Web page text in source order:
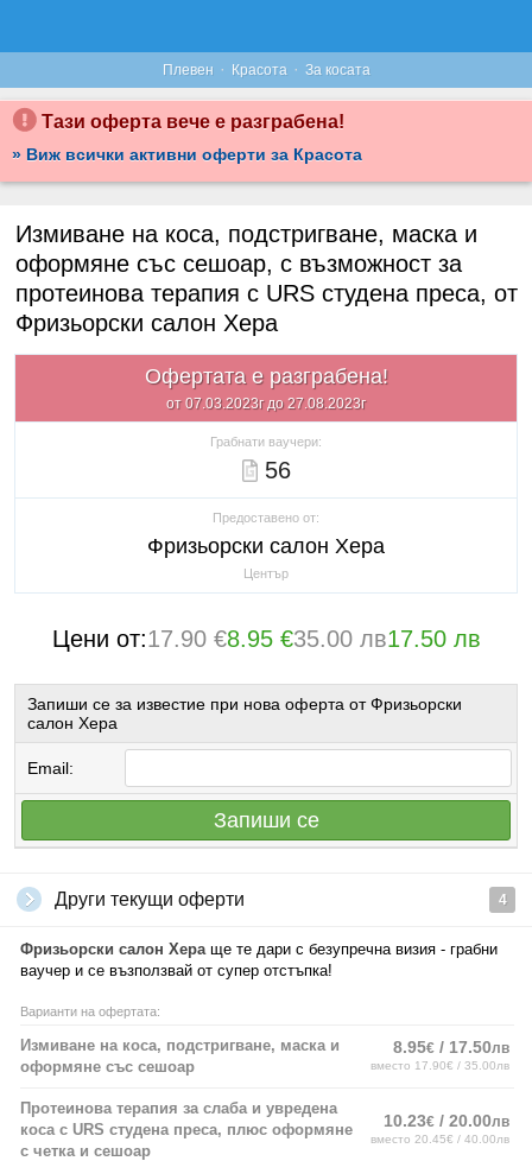
Плевен · Красота · За косата
Тази оферта вече е разграбена!
» Виж всички активни оферти за Красота
Измиване на коса, подстригване, маска и
оформяне със сешоар, с възможност за
протеинова терапия с URS студена преса, от
Фризьорски салон Хера
Офертата е разграбена!
от 07.03.2023г до 27.08.2023г
Грабнати ваучери:
56
Предоставено от:
Фризьорски салон Хера
Център
Цени от:17.90 €8.95 €35.00 лв17.50 лв
Запиши се за известие при нова оферта от Фризьорски
салон Хера
Email:
Запиши се
Други текущи оферти 4
Фризьорски салон Хераще те дари с безупречна визия - грабни
ваучер и се възползвай от супер отстъпка!
Варианти на офертата:
Измиване на коса, подстригване, маска и
оформяне със сешоар
8.95€ / 17.50лв
вместо 17.90€ / 35.00лв
Протеинова терапия за слаба и увредена
коса с URS студена преса, плюс оформяне
с четка и сешоар
10.23€ / 20.00лв
вместо 20.45€ / 40.00лв